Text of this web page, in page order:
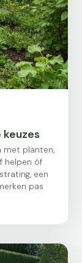
met planten,
helpen óf
een
pas